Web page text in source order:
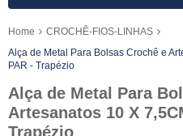
Home
CROCHÊ-FIOS-LINHAS
Alça de Metal Para Bolsas Crochê e
PAR - Trapézio
Alça de Metal Para
Artesanatos 10 X
Trapézio